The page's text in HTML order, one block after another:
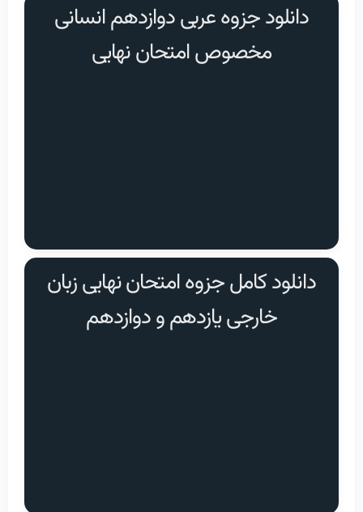
دانلود جزوه عربی دوازدهم انسانی
مخصوص امتحان نهایی
دانلود کامل جزوه امتحان نهایی زبان
خارجی یازدهم و دوازدهم